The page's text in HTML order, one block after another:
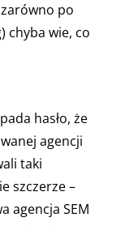
po
chyba wie, co
hasło, że
agencji
taki
szczerze –
agencja SEM